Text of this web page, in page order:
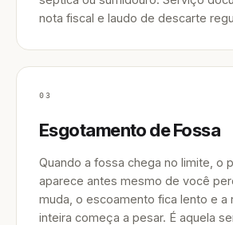
nota fiscal e laudo de descarte
03
Esgotamento de Fossa
Quando a fossa chega no limite, o
aparece antes mesmo de você
muda, o escoamento fica lento e a
inteira começa a pesar. É aquela